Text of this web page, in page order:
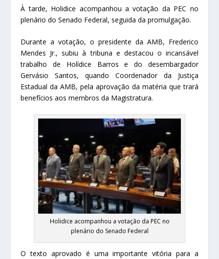
À tarde, Holidice acompanhou a votação da PEC no
plenário do Senado Federal, seguida da promulgação.
Durante a votação, o presidente da AMB, Frederico
Mendes Jr., subiu à tribuna e destacou o incansável
trabalho de Holídice Barros e do desembargador
Gervásio Santos, quando Coordenador da Justiça
Estadual da AMB, pela aprovação da matéria que trará
benefícios aos membros da Magistratura.
Holidice acompanhou a votação da PEC no
plenário do Senado Federal
O texto aprovado é uma importante vitória para a